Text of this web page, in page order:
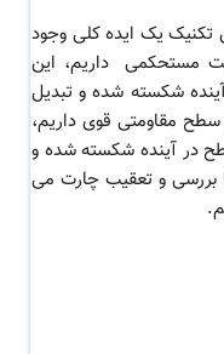
یک ایده کلی وجود
مستحکمی داریم، این
آینده شکسته شده و تبدیل
مقاومتی قوی داریم،
در آینده شکسته شده و
بررسی و تعقیب چارت می